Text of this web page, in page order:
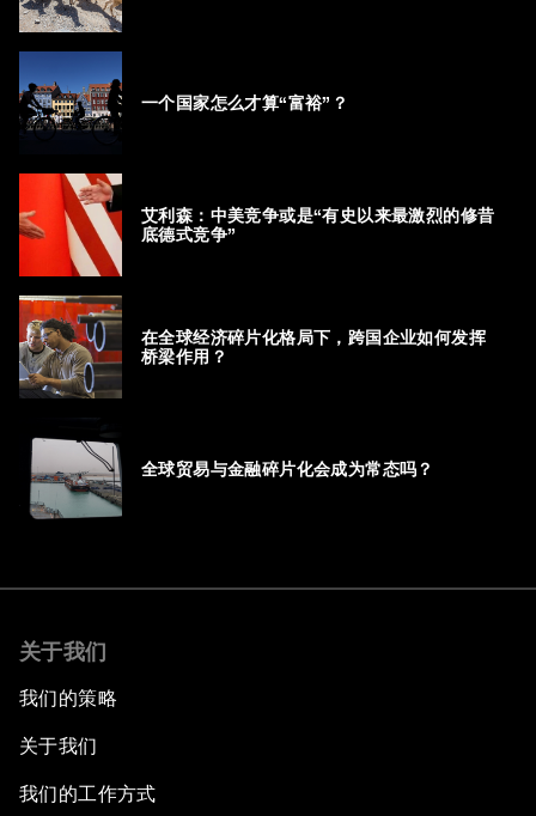
一个国家怎么才算“富裕”？
艾利森：中美竞争或是“有史以来最激烈的修昔
底德式竞争”
在全球经济碎片化格局下，跨国企业如何发挥
桥梁作用？
全球贸易与金融碎片化会成为常态吗？
关于我们
我们的策略
关于我们
我们的工作方式